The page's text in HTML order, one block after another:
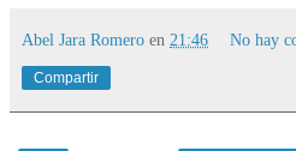
Abel Jara Romero en 21:46 No hay
Compartir